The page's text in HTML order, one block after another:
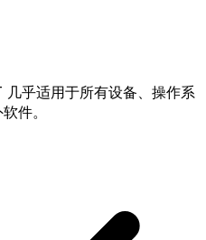
乎适用于所有设备、操作系
件。